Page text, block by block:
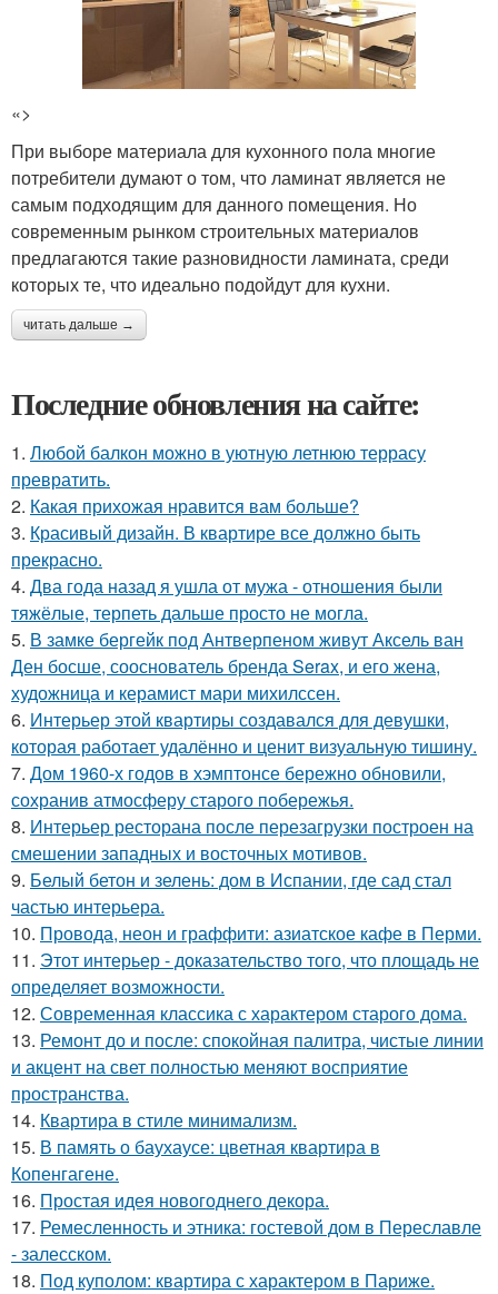
«>
При выборе материала для кухонного пола многие
потребители думают о том, что ламинат является не
самым подходящим для данного помещения. Но
современным рынком строительных материалов
предлагаются такие разновидности ламината, среди
которых те, что идеально подойдут для кухни.
читать дальше →
Последние обновления на сайте:
1. Любой балкон можно в уютную летнюю террасу
превратить.
2. Какая прихожая нравится вам больше?
3. Красивый дизайн. В квартире все должно быть
прекрасно.
4. Два года назад я ушла от мужа - отношения были
тяжёлые, терпеть дальше просто не могла.
5. В замке бергейк под Антверпеном живут Аксель ван
Ден босше, сооснователь бренда Serax, и его жена,
художница и керамист мари михилссен.
6. Интерьер этой квартиры создавался для девушки,
которая работает удалённо и ценит визуальную тишину.
7. Дом 1960-х годов в хэмптонсе бережно обновили,
сохранив атмосферу старого побережья.
8. Интерьер ресторана после перезагрузки построен на
смешении западных и восточных мотивов.
9. Белый бетон и зелень: дом в Испании, где сад стал
частью интерьера.
10. Провода, неон и граффити: азиатское кафе в Перми.
11. Этот интерьер - доказательство того, что площадь не
определяет возможности.
12. Современная классика с характером старого дома.
13. Ремонт до и после: спокойная палитра, чистые линии
и акцент на свет полностью меняют восприятие
пространства.
14. Квартира в стиле минимализм.
15. В память о баухаусе: цветная квартира в
Копенгагене.
16. Простая идея новогоднего декора.
17. Ремесленность и этника: гостевой дом в Переславле
- залесском.
18. Под куполом: квартира с характером в Париже.